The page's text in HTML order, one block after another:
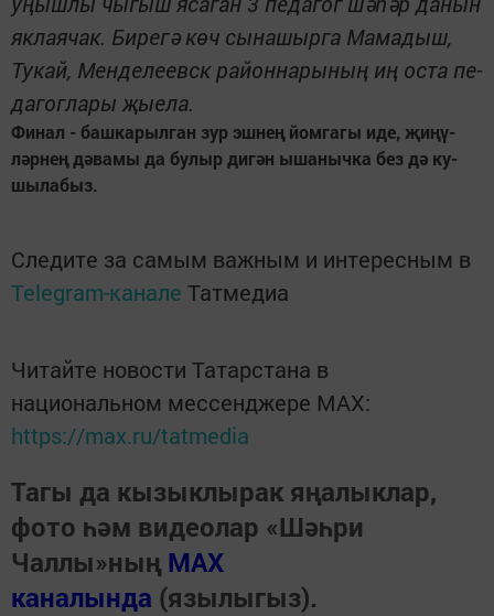
як­ла­я­чак. Би­ре­гә көч сы­на­шыр­га Ма­ма­дыш,
Ту­кай, Мен­де­ле­евск ра­йон­на­ры­ның иң ос­та пе­
да­гог­ла­ры җы­е­ла.
Фи­нал - баш­ка­рыл­ган зур эш­нең йом­га­гы иде, җи­ңү­
ләр­нең дә­ва­мы да бу­лыр ди­гән ыша­ныч­ка без дә ку­
шы­ла­быз.
Следите за самым важным и интересным в
Telegram-канале Татмедиа
Читайте новости Татарстана в
национальном мессенджере MАХ:
https://max.ru/tatmedia
Тагы да кызыклырак яңалыклар,
фото һәм видеолар «Шәһри
Чаллы»ның MAX
каналында (язылыгыз).